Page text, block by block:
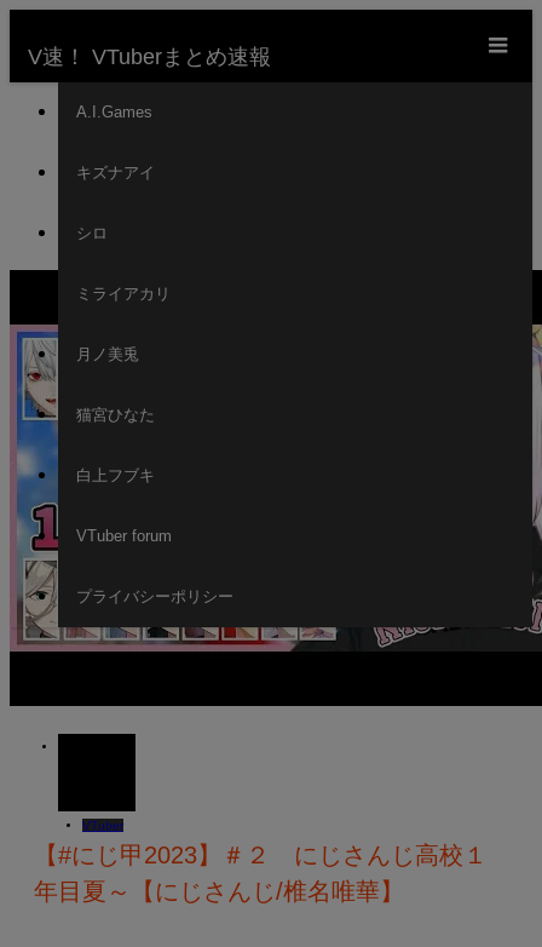
V速！ VTuberまとめ速報
A.I.Games
キズナアイ
シロ
ミライアカリ
月ノ美兎
猫宮ひなた
白上フブキ
VTuber forum
プライバシーポリシー
VTuber
【にじさんじ/椎名唯華】
VTuber
【#にじ甲2023】＃２ にじさんじ高校１
年目夏～【にじさんじ/椎名唯華】